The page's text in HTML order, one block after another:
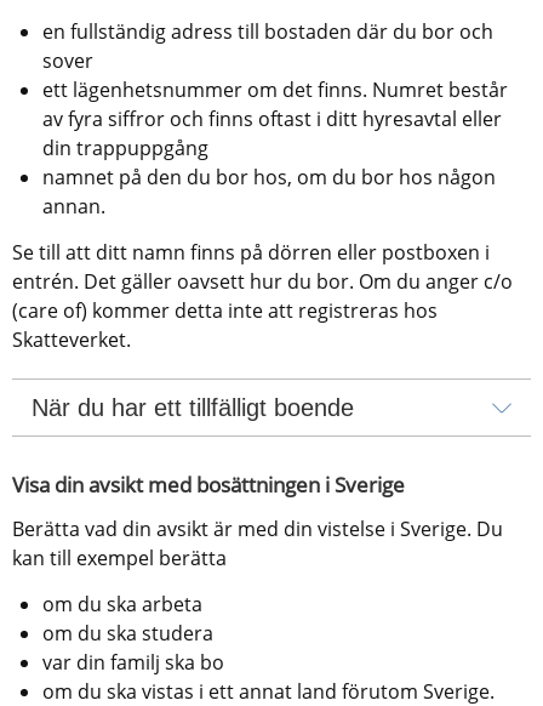
en fullständig adress till bostaden där du bor och
sover
ett lägenhetsnummer om det finns. Numret består
av fyra siffror och finns oftast i ditt hyresavtal eller
din trappuppgång
namnet på den du bor hos, om du bor hos någon
annan.
Se till att ditt namn finns på dörren eller postboxen i
entrén. Det gäller oavsett hur du bor. Om du anger c/o
(care of) kommer detta inte att registreras hos
Skatteverket.
När du har ett tillfälligt boende
Visa din avsikt med bosättningen i Sverige
Berätta vad din avsikt är med din vistelse i Sverige. Du
kan till exempel berätta
om du ska arbeta
om du ska studera
var din familj ska bo
om du ska vistas i ett annat land förutom Sverige.